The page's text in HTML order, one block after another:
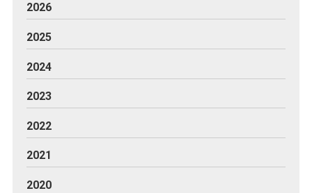
2026
2025
2024
2023
2022
2021
2020